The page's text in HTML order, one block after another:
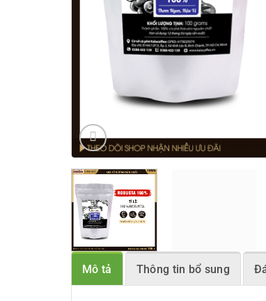
Mô tả Thông tin bổ sung